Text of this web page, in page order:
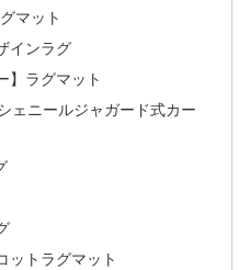
マット
インラグ
】ラグマット
ェニールジャガード式カー
ットラグマット